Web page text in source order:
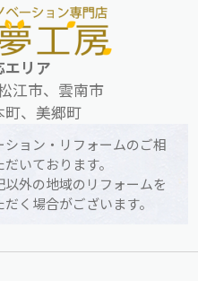
エリア
江市、雲南市
町、美郷町
ョン・リフォームのご相
いております。
外の地域のリフォームを
く場合がございます。